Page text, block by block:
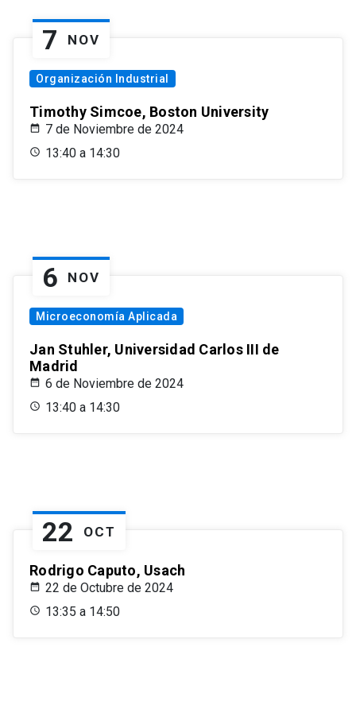
7 NOV
Organización Industrial
Timothy Simcoe, Boston University
7 de Noviembre de 2024
13:40 a 14:30
6 NOV
Microeconomía Aplicada
Jan Stuhler, Universidad Carlos III de
Madrid
6 de Noviembre de 2024
13:40 a 14:30
22 OCT
Rodrigo Caputo, Usach
22 de Octubre de 2024
13:35 a 14:50